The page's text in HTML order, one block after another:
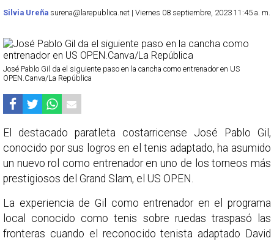
Silvia Ureña surena@larepublica.net | Viernes 08 septiembre, 2023 11:45 a. m.
José Pablo Gil da el siguiente paso en la cancha como entrenador en US
OPEN.Canva/La República
El destacado paratleta costarricense José Pablo Gil,
conocido por sus logros en el tenis adaptado, ha asumido
un nuevo rol como entrenador en uno de los torneos más
prestigiosos del Grand Slam, el US OPEN.
La experiencia de Gil como entrenador en el programa
local conocido como tenis sobre ruedas traspasó las
fronteras cuando el reconocido tenista adaptado David